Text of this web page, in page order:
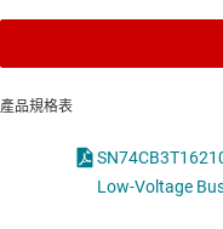
產品規格表
Low-Voltage